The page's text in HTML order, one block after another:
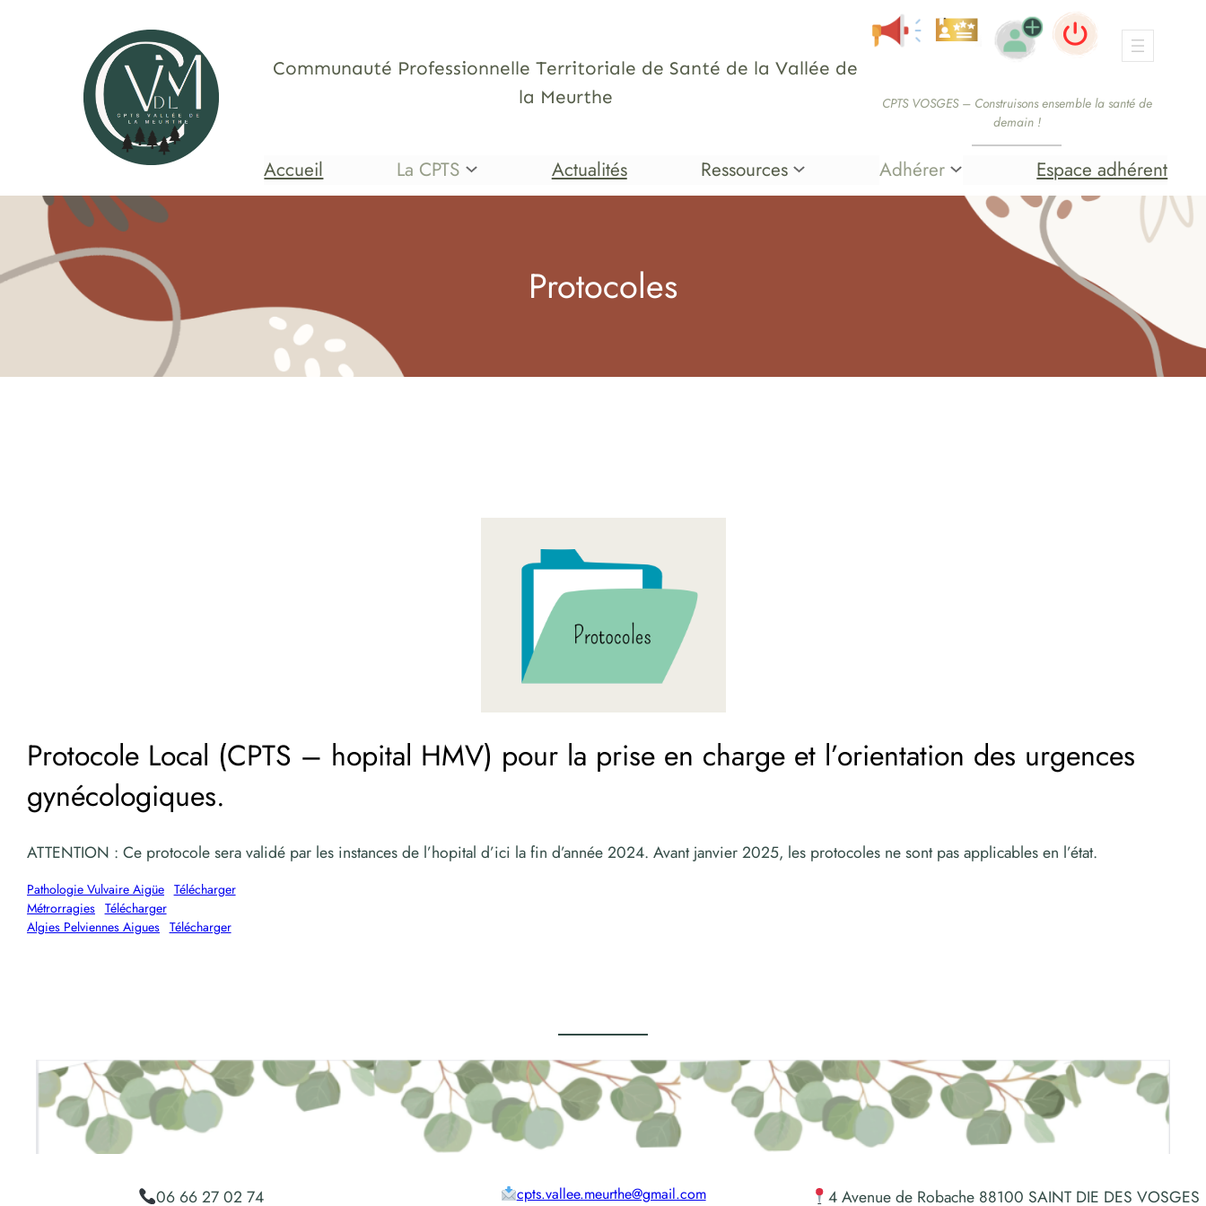
Communauté Professionnelle Territoriale de Santé de la Vallée de
la Meurthe
CPTS VOSGES – Construisons ensemble la santé de
demain !
Accueil La CPTS Actualités Ressources Adhérer Espace adhérent
Protocoles
Protocole Local (CPTS – hopital HMV) pour la prise en charge et l’orientation des urgences
gynécologiques.
ATTENTION : Ce protocole sera validé par les instances de l’hopital d’ici la fin d’année 2024. Avant janvier 2025, les protocoles ne sont pas applicables en l’état.
Pathologie Vulvaire Aigüe Télécharger
Métrorragies Télécharger
Algies Pelviennes Aigues Télécharger
06 66 27 02 74 cpts.vallee.meurthe@gmail.com 4 Avenue de Robache 88100 SAINT DIE DES VOSGES